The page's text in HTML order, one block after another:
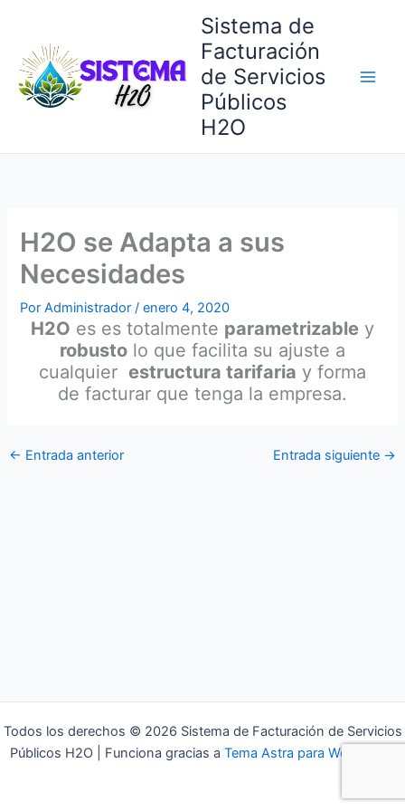
contenido
Sistema de
Facturación
de Servicios
Públicos
H2O
H2O se Adapta a sus
Necesidades
PorAdministrador/enero 4, 2020
H2O es es totalmente parametrizable y
robusto lo que facilita su ajuste a
cualquier estructura tarifaria y forma
de facturar que tenga la empresa.
← Entrada anterior Entrada siguiente →
Todos los derechos © 2026 Sistema de Facturación de Servicios
Públicos H2O | Funciona gracias a Tema Astra para WordPress